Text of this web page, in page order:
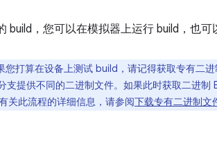
build，您可以在模拟器上运行 build，也
您打算在设备上测试 build，请记得获取专有二
支提供不同的二进制文件。如果此时获取二进
关此流程的详细信息，请参阅下载专有二进制文